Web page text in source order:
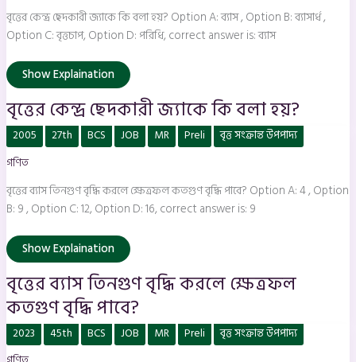
বৃত্তের কেন্দ্র ছেদকারী জ্যাকে কি বলা হয়? Option A: ব্যাস , Option B: ব্যাসার্ধ ,
Option C: বৃত্তচাপ, Option D: পরিধি, correct answer is: ব্যাস
বলা
হয়?
Show Explaination
বৃত্তের কেন্দ্র ছেদকারী জ্যাকে কি বলা হয়?
2005 27th BCS JOB MR Preli
বৃত্ত সংক্রান্ত উপপাদ্য
গণিত
বৃত্তের ব্যাস তিনগুণ বৃদ্ধি করলে ক্ষেত্রফল কতগুণ বৃদ্ধি পাবে? Option A: 4 , Option
B: 9 , Option C: 12, Option D: 16, correct answer is: 9
বৃত্তের
ব্যাস
তিনগুণ
বৃদ্ধি
ক্ষেত্রফল
কতগুণ
বৃদ্ধি
পাবে?
Show Explaination
বৃত্তের ব্যাস তিনগুণ বৃদ্ধি করলে ক্ষেত্রফল
কতগুণ বৃদ্ধি পাবে?
2023 45th BCS JOB MR Preli
বৃত্ত সংক্রান্ত উপপাদ্য
একটি
বৃত্তচাপ
কেন্দ্রে